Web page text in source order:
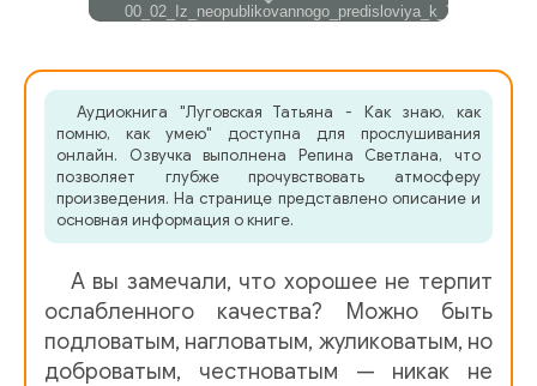
00_02_Iz_neopublikovannogo_predisloviya_k_Ya_pomnyu
01_01_Staraya_fotografiya
01_02_Nash_dom
01_03_Nyanya,_rechka_i_skazka
01_04_Volodiny_skazki
01_06_Bolezn_ottsa
Аудиокнига "Луговская Татьяна - Как знаю, как
помню, как умею" доступна для прослушивания
онлайн. Озвучка выполнена Репина Светлана, что
позволяет глубже прочувствовать атмосферу
произведения. На странице представлено описание и
основная информация о книге.
А вы замечали, что хорошее не терпит
ослабленного качества? Можно быть
подловатым, нагловатым, жуликоватым, но
доброватым, честноватым — никак не